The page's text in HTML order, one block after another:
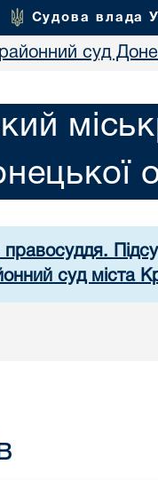
Судова влада
суд
суд міста